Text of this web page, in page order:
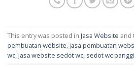
This entry was posted in Jasa Website and
pembuatan website,jasa pembuatan
wc,jasa website sedot wc, sedot wc